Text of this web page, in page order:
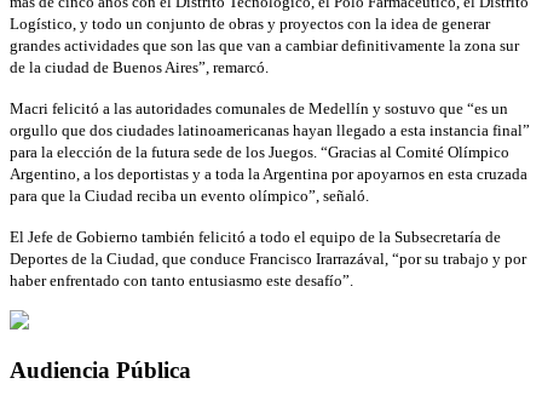
Logístico, y todo un conjunto de obras y proyectos con la idea de generar
grandes actividades que son las que van a cambiar definitivamente la zona sur
de la ciudad de Buenos Aires”, remarcó.
Macri felicitó a las autoridades comunales de Medellín y sostuvo que “es un
orgullo que dos ciudades latinoamericanas hayan llegado a esta instancia final”
para la elección de la futura sede de los Juegos. “Gracias al Comité Olímpico
Argentino, a los deportistas y a toda la Argentina por apoyarnos en esta cruzada
para que la Ciudad reciba un evento olímpico”, señaló.
El Jefe de Gobierno también felicitó a todo el equipo de la Subsecretaría de
Deportes de la Ciudad, que conduce Francisco Irarrazával, “por su trabajo y por
haber enfrentado con tanto entusiasmo este desafío”.
Audiencia Pública